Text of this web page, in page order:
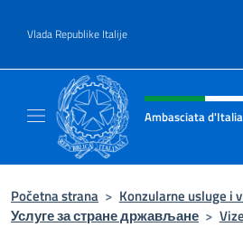
Vlada Republike Italije
Header, social and
Ambasciata
Početna strana > Konzularne usluge i
Услуге за стране држављане > Vize